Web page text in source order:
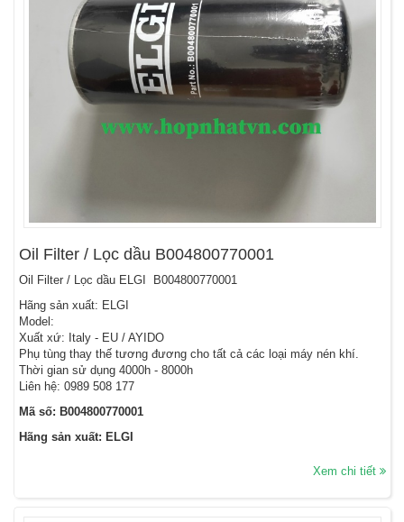
Oil Filter / Lọc dầu B004800770001
Oil Filter / Lọc dầu ELGI B004800770001
Hãng sản xuất: ELGI
Model:
Xuất xứ: Italy - EU / AYIDO
Phụ tùng thay thế tương đương cho tất cả các loại máy nén khí.
Thời gian sử dụng 4000h - 8000h
Liên hệ: 0989 508 177
Mã số: B004800770001
Hãng sản xuất: ELGI
Xem chi tiết